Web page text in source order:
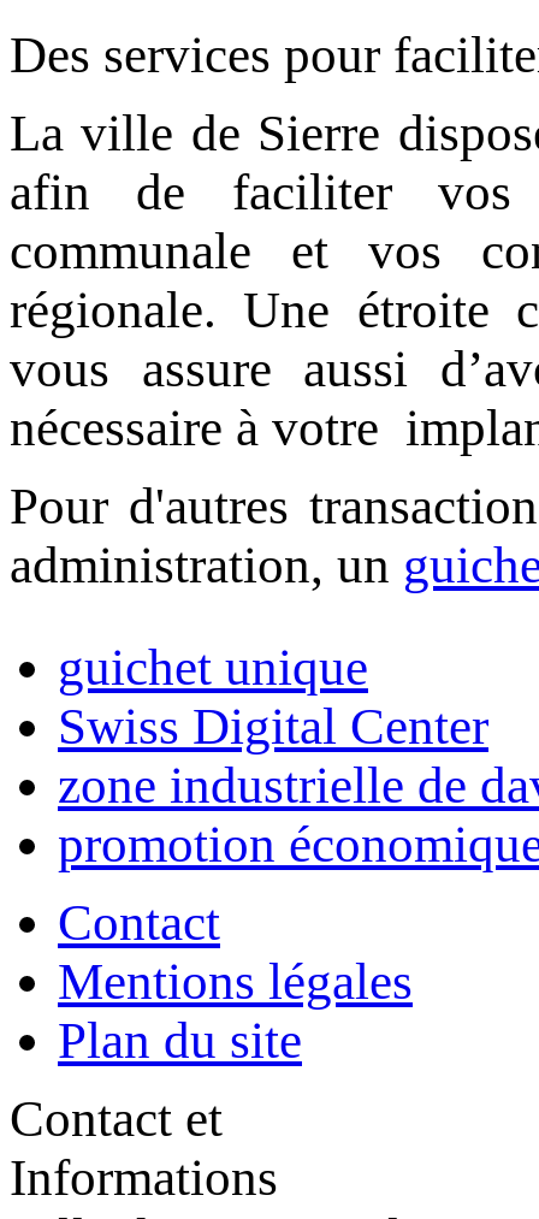
Des services pour
La ville de Sierre
afin de faciliter vos
communale et vos
régionale. Une étroite
vous assure aussi
nécessaire à votre
Pour d'autres
administration, un
guichet unique
Swiss Digital Center
zone industrielle de
promotion
Contact
Mentions légales
Plan du site
Contact et
Informations